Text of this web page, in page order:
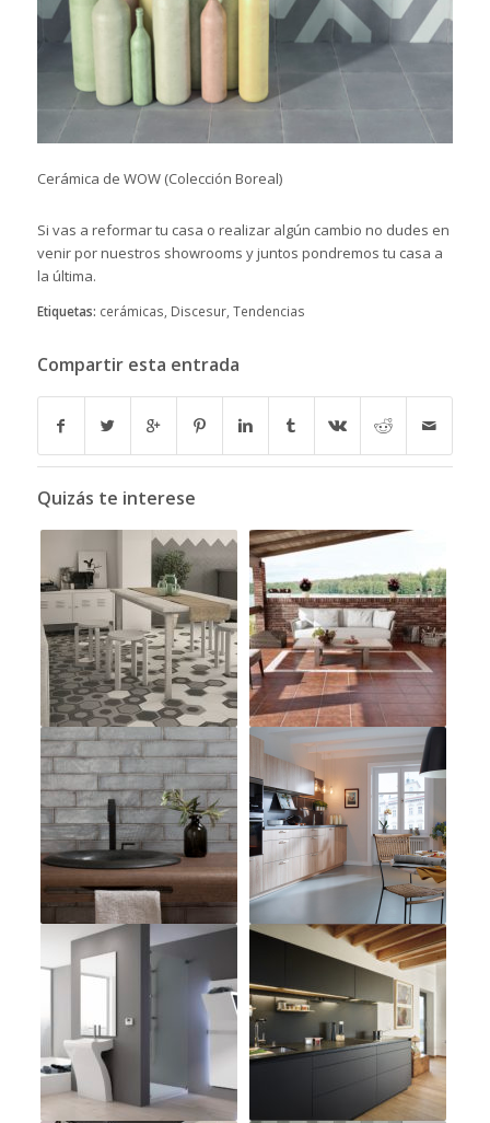
Cerámica de WOW (Colección Boreal)
Si vas a reformar tu casa o realizar algún cambio no dudes en
venir pornuestros showrooms y juntos pondremos tu casa a
la última.
Etiquetas: cerámicas Discesur, Tendencias
Compartir esta entrada
Quizás te interese